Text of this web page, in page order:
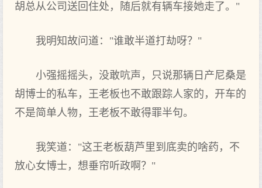
胡总从公司送回住处，随后就有辆车接她走了。"
我明知故问道："谁敢半道打劫呀？"
小强摇摇头，没敢吭声，只说那辆日产尼桑是
胡博士的私车，王老板也不敢跟踪人家的，开车的
不是简单人物，王老板不敢得罪半句。
我笑道："这王老板葫芦里到底卖的啥药，不
放心女博士，想垂帘听政啊？"